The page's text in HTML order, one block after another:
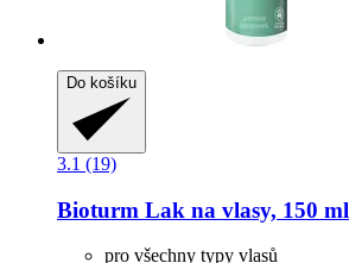
Do košíku
3.1 (19)
Bioturm Lak na vlasy, 150 ml
pro všechny typy vlasů